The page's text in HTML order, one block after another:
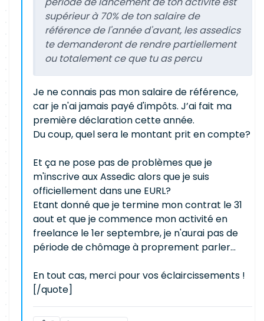
supérieur à 70% de ton salaire de
référence de l'année d'avant, les assedics
te demanderont de rendre partiellement
ou totalement ce que tu as percu
Je ne connais pas mon salaire de référence,
car je n'ai jamais payé d'impôts. J’ai fait ma
première déclaration cette année.
Du coup, quel sera le montant prit en compte?
Et ça ne pose pas de problèmes que je
m'inscrive aux Assedic alors que je suis
officiellement dans une EURL?
Etant donné que je termine mon contrat le 31
aout et que je commence mon activité en
freelance le 1er septembre, je n'aurai pas de
période de chômage à proprement parler...
En tout cas, merci pour vos éclaircissements !
[/quote]